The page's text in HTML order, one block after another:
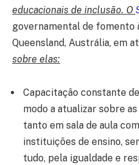
educacionais de inclusão. O
governamental de fomento
Queensland, Austrália, em
sobre elas:
Capacitação constante
modo a atualizar sobre
tanto em sala de aula
instituições de ensino,
tudo, pela igualdade e